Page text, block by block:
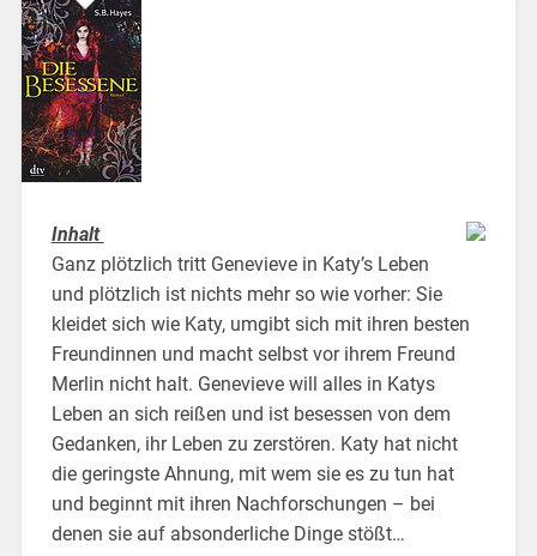
Inhalt
Ganz plötzlich tritt Genevieve in Katy’s Leben
und plötzlich ist nichts mehr so wie vorher: Sie
kleidet sich wie Katy, umgibt sich mit ihren besten
Freundinnen und macht selbst vor ihrem Freund
Merlin nicht halt. Genevieve will alles in Katys
Leben an sich reißen und ist besessen von dem
Gedanken, ihr Leben zu zerstören. Katy hat nicht
die geringste Ahnung, mit wem sie es zu tun hat
und beginnt mit ihren Nachforschungen – bei
denen sie auf absonderliche Dinge stößt…